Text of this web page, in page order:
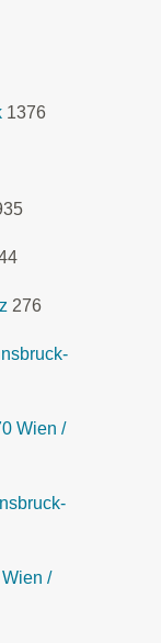
1376
276
Wien /
/